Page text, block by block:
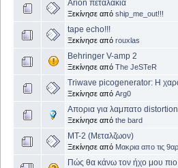
Αrion πεταλακια
Ξεκίνησε από ship_me_out!!!
tape echo!!!
Ξεκίνησε από rouxlas
Behringer V-amp 2
Ξεκίνησε από The JeSTeR
Triwave picogenerator: Η
Ξεκίνησε από Arg0
Απορια για λαμπατο distortion
Ξεκίνησε από the bard
MT-2 (Μεταλζωον)
Ξεκίνησε από Μακρια απο τις
Πώς θα κάνω τον ήχο μου πιο